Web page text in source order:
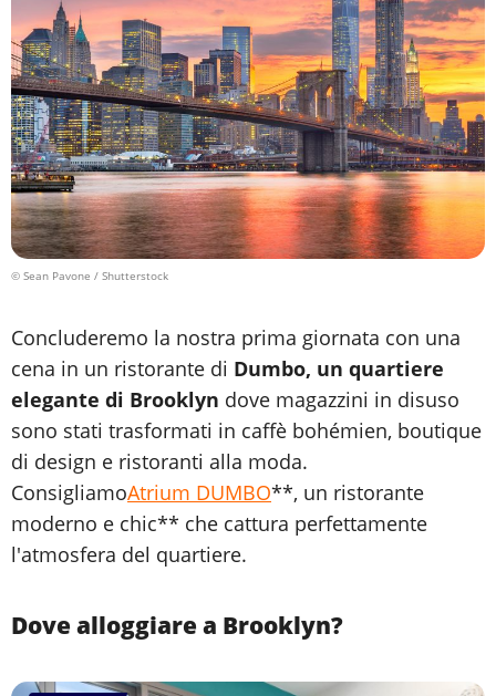
© Sean Pavone / Shutterstock
Concluderemo la nostra prima giornata con una
cena in un ristorante di Dumbo, un quartiere
elegante di Brooklyn dove magazzini in disuso
sono stati trasformati in caffè bohémien, boutique
di design e ristoranti alla moda.
ConsigliamoAtrium DUMBO**, un ristorante
moderno e chic** che cattura perfettamente
l'atmosfera del quartiere.
Dove alloggiare a Brooklyn?